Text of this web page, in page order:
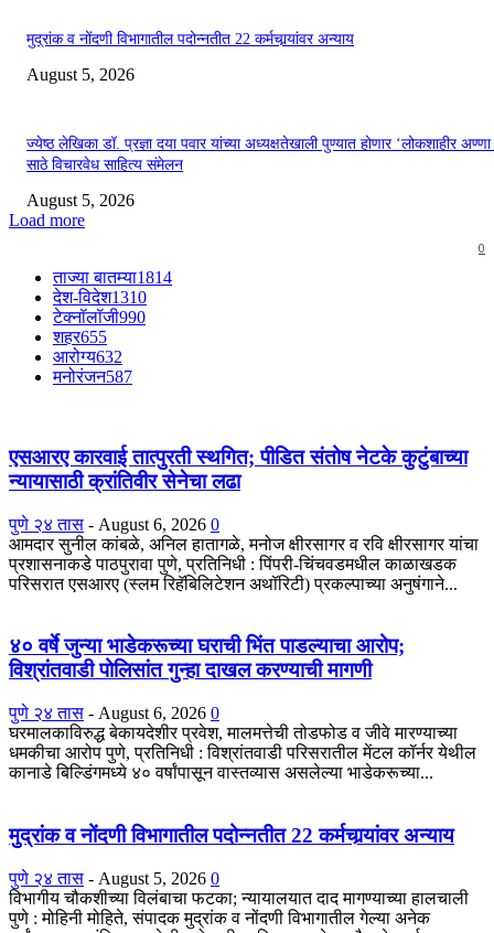
मुद्रांक व नोंदणी विभागातील पदोन्नतीत 22 कर्मचार्‍यांवर अन्याय
August 5, 2026
ज्येष्ठ लेखिका डॉ. प्रज्ञा दया पवार यांच्या अध्यक्षतेखाली पुण्यात होणार ‘लोकशाहीर
साठे विचारवेध साहित्य संमेलन
August 5, 2026
Load more
0
ताज्या बातम्या1814
देश-विदेश1310
टेक्नॉलॉजी990
शहर655
आरोग्य632
मनोरंजन587
एसआरए कारवाई तात्पुरती स्थगित; पीडित संतोष नेटके कुटुंबाच्या
न्यायासाठी क्रांतिवीर सेनेचा लढा
पुणे २४ तास - August 6, 2026 0
आमदार सुनील कांबळे, अनिल हातागळे, मनोज क्षीरसागर व रवि क्षीरसागर यांचा
प्रशासनाकडे पाठपुरावा पुणे, प्रतिनिधी : पिंपरी-चिंचवडमधील काळाखडक
परिसरात एसआरए (स्लम रिहॅबिलिटेशन अथॉरिटी) प्रकल्पाच्या अनुषंगाने...
४० वर्षे जुन्या भाडेकरूच्या घराची भिंत पाडल्याचा आरोप;
विश्रांतवाडी पोलिसांत गुन्हा दाखल करण्याची मागणी
पुणे २४ तास - August 6, 2026 0
घरमालकाविरुद्ध बेकायदेशीर प्रवेश, मालमत्तेची तोडफोड व जीवे मारण्याच्या
धमकीचा आरोप पुणे, प्रतिनिधी : विश्रांतवाडी परिसरातील मेंटल कॉर्नर येथील
कानाडे बिल्डिंगमध्ये ४० वर्षांपासून वास्तव्यास असलेल्या भाडेकरूच्या...
मुद्रांक व नोंदणी विभागातील पदोन्नतीत 22 कर्मचार्‍यांवर अन्याय
पुणे २४ तास - August 5, 2026 0
विभागीय चौकशीच्या विलंबाचा फटका; न्यायालयात दाद मागण्याच्या हालचाली
पुणे : मोहिनी मोहिते, संपादक मुद्रांक व नोंदणी विभागातील गेल्या अनेक